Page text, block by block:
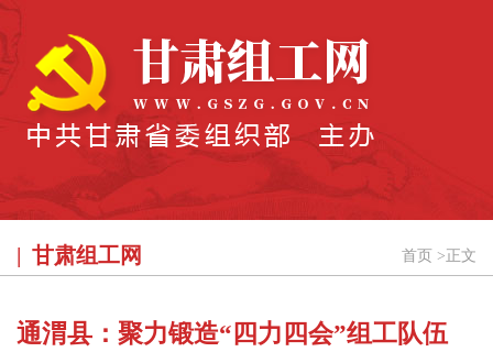
甘肃组工网 首页 > 正文
通渭县：聚力锻造“四力四会”组工队伍